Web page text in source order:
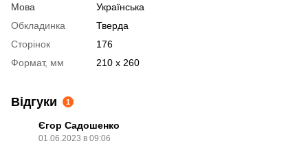
Мова
Українська
Обкладинка
Тверда
Сторінок
176
Формат, мм
210 х 260
Відгуки 1
Єгор Садошенко
01.06.2023 в 09:06